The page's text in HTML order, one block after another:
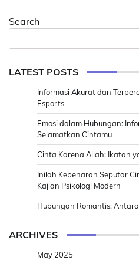
Search
LATEST POSTS
Informasi Akurat dan
Esports
Emosi dalam Hubungan:
Selamatkan Cintamu
Cinta Karena Allah: Ikatan
Inilah Kebenaran Seputar
Kajian Psikologi Modern
Hubungan Romantis:
ARCHIVES
May 2025